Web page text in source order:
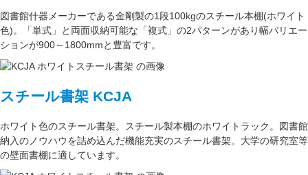
図書館什器メーカーである金剛製の1段100kgのスチール本棚(ホワイト
色)。
「単式」 と両面収納可能な 「複式」 の2パターンがあり幅バリエー
ションが900～1800mmと豊富です。
スチール書架 KCJA
ホワイト色のスチール書架。スチール製本棚のホワイトラック 。図書館
納入のノウハウを詰め込んだ機能充実のスチール書架。 大学の研究室等
の壁面書棚に適しています。